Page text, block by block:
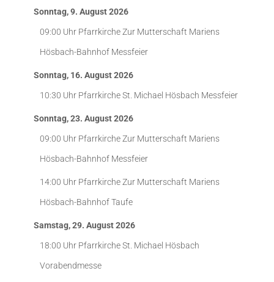
Sonntag, 9. August 2026
09:00 Uhr Pfarrkirche Zur Mutterschaft Mariens
Hösbach-Bahnhof Messfeier
Sonntag, 16. August 2026
10:30 Uhr Pfarrkirche St. Michael Hösbach Messfeier
Sonntag, 23. August 2026
09:00 Uhr Pfarrkirche Zur Mutterschaft Mariens
Hösbach-Bahnhof Messfeier
14:00 Uhr Pfarrkirche Zur Mutterschaft Mariens
Hösbach-BahnhofTaufe
Samstag, 29. August 2026
18:00 Uhr Pfarrkirche St. Michael Hösbach
Vorabendmesse